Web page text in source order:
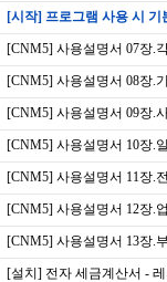
[시작] 프로그램 사용 시
[CNM5] 사용설명서 07장.
[CNM5] 사용설명서 08장.
[CNM5] 사용설명서 09장.
[CNM5] 사용설명서 10장.
[CNM5] 사용설명서 11장.
[CNM5] 사용설명서 12장.
[CNM5] 사용설명서 13장.
[설치] 전자 세금계산서 -